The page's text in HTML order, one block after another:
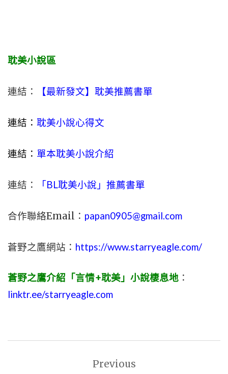
耽美小說區
連結： 【最新發文】耽美推薦書單
連結： 耽美小說心得文
連結： 單本耽美小說介紹
連結： 「BL耽美小說」推薦書單
合作聯絡Email： papan0905@gmail.com
蒼野之鷹網站： https://www.starryeagle.com/
蒼野之鷹介紹「言情+耽美」小說棲息地 ：
linktr.ee/starryeagle.com
Previous